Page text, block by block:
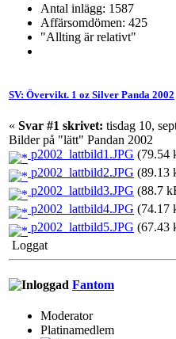
Antal inlägg: 1587
Affärsomdömen: 425
"Allting är relativt"
SV: Övervikt. 1 oz Silver Panda 2002
« Svar #1 skrivet: tisdag 10,
Bilder på "lätt" Pandan 2002
p2002_lattbild1.JPG (79.54
p2002_lattbild2.JPG (89.13
p2002_lattbild3.JPG (88.7
p2002_lattbild4.JPG (74.17
p2002_lattbild5.JPG (67.43
Loggat
Fantom
Moderator
Platinamedlem